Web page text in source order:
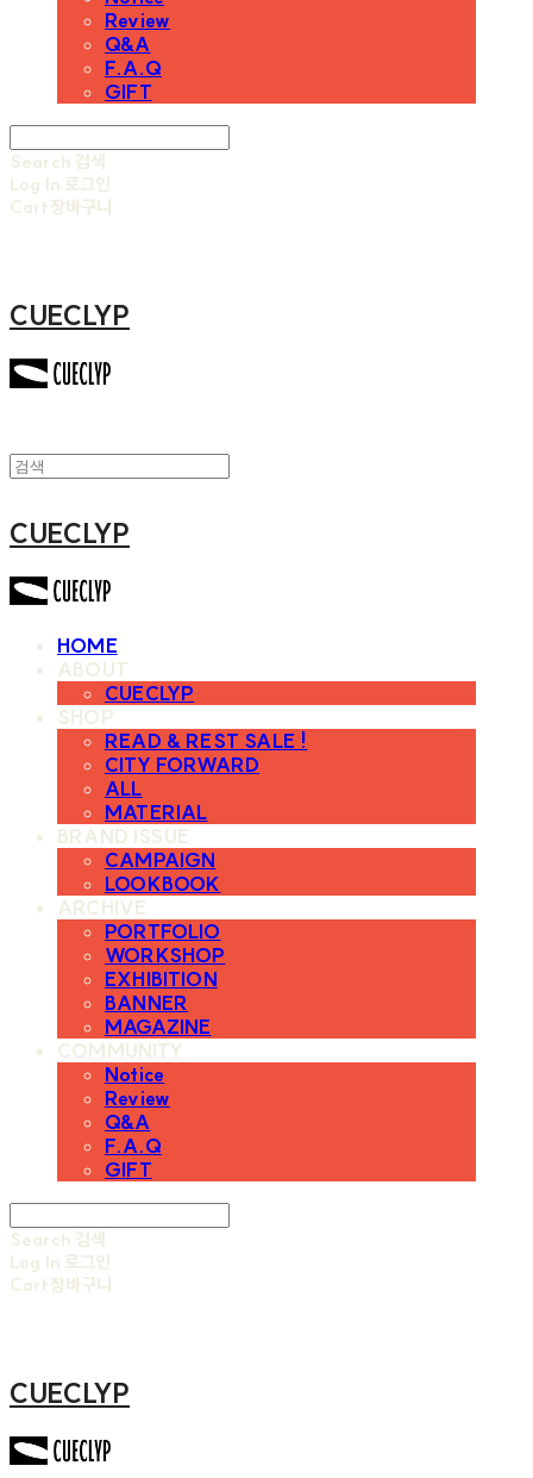
Review
Q&A
F.A.Q
GIFT
Search 검색
Log In 로그인
Cart장바구니
CUECLYP
CUECLYP
HOME
ABOUT
CUECLYP
SHOP
READ & REST SALE !
CITY FORWARD
ALL
MATERIAL
BRAND ISSUE
CAMPAIGN
LOOKBOOK
ARCHIVE
PORTFOLIO
WORKSHOP
EXHIBITION
BANNER
MAGAZINE
COMMUNITY
Notice
Review
Q&A
F.A.Q
GIFT
Search 검색
Log In 로그인
Cart장바구니
CUECLYP